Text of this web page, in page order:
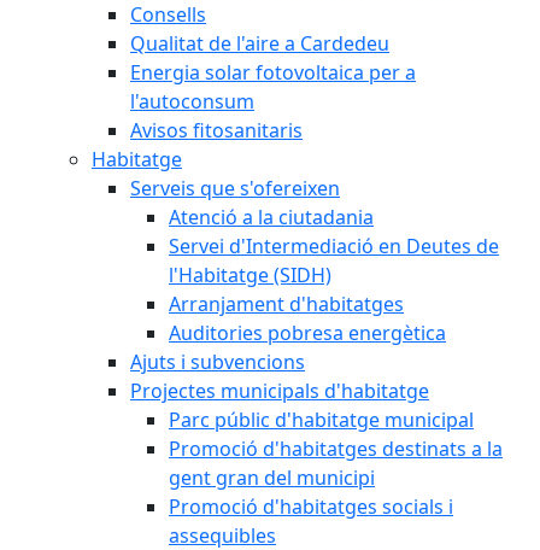
Consells
Qualitat de l'aire a Cardedeu
Energia solar fotovoltaica per a
l'autoconsum
Avisos fitosanitaris
Habitatge
Serveis que s'ofereixen
Atenció a la ciutadania
Servei d'Intermediació en Deutes de
l'Habitatge (SIDH)
Arranjament d'habitatges
Auditories pobresa energètica
Ajuts i subvencions
Projectes municipals d'habitatge
Parc públic d'habitatge municipal
Promoció d'habitatges destinats a la
gent gran del municipi
Promoció d'habitatges socials i
assequibles